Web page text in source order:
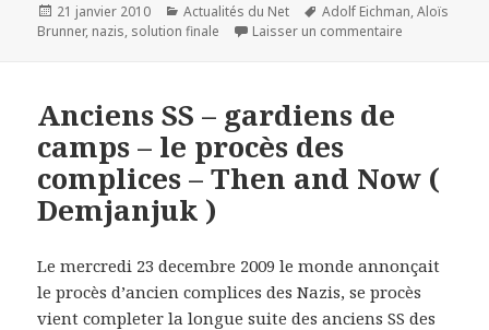
Publié
le
21 janvier 2010 Catégories
Actualités du Net
Mots-
clés
Adolf Eichman,Aloïs
Brunner, nazis, solution finale Laisser un commentaire
Anciens SS – gardiens de
camps – le procès des
complices – Then and Now (
Demjanjuk )
Le mercredi 23 decembre 2009 le monde annonçait
le procès d’ancien complices des Nazis, se procès
vient completer la longue suite des anciens SS des